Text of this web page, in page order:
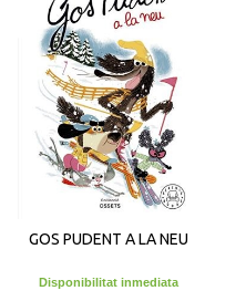
GOS PUDENT A LA NEU
Disponibilitat inmediata